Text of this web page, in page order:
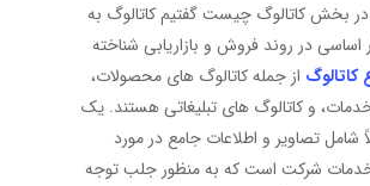
بخش کاتالوگ چیست گفتیم کاتالوگ به
اساسی در روند فروش و بازاریابی شناخته
کاتالوگ از جمله کاتالوگ های محصولات،
و کاتالوگ های تبلیغاتی هستند. یک
شامل تصاویر و اطلاعات جامع در مورد
شرکت است که به منظور جلب توجه